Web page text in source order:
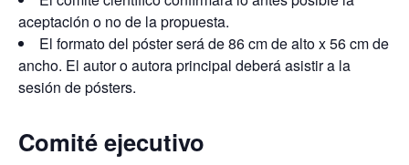
aceptación o no de la propuesta.
El formato del póster será de 86 cm de alto x 56 cm de
ancho. El autor o autora principal deberá asistir a la
sesión de pósters.
Comité ejecutivo